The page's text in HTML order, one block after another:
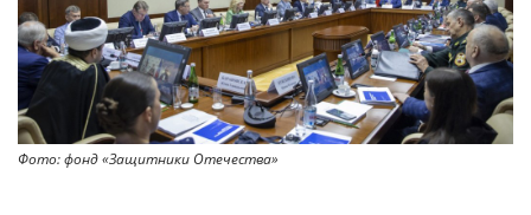
Фото: фонд «Защитники Отечества»